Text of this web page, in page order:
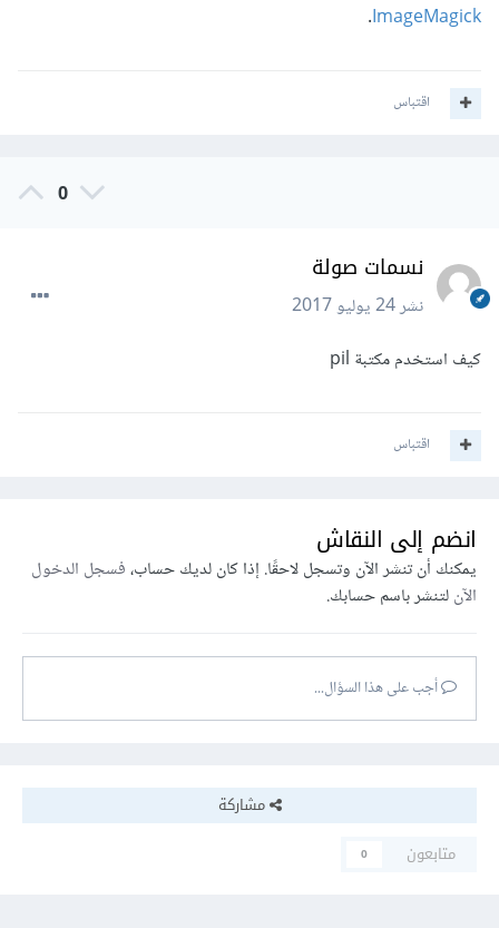
ImageMagick
.
اقتباس
0
نسمات صولة
نشر24 يوليو 2017
كيف استخدم مكتبة pil
اقتباس
انضم إلى النقاش
يمكنك أن تنشر الآن وتسجل لاحقًا. إذا كان لديك حساب،فسجل الدخول
الآنلتنشر باسم حسابك.
أجب على هذا السؤال...
مشاركة
متابعون
0